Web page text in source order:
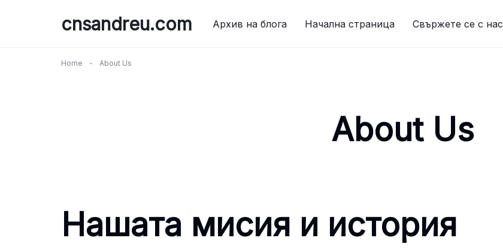
cnsandreu.com Архив на блога Начална страница Свържете се с нас
Home - About Us
About Us
Нашата мисия и история